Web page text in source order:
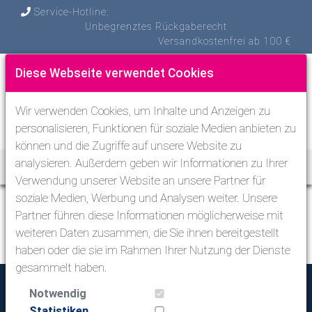
Service-Hotline:
Unbegrenztes Rückgaberecht
Versandkostenfrei ab 100 €
Toggle
Warenkorb
Aktuell keine Produkte hinzugefügt
Action-Sport Zentrum
Diese Webseite verwendet Cookies
Wir verwenden Cookies, um Inhalte und Anzeigen zu
personalisieren, Funktionen für soziale Medien anbieten zu
können und die Zugriffe auf unsere Website zu
analysieren. Außerdem geben wir Informationen zu Ihrer
Verwendung unserer Website an unsere Partner für
soziale Medien, Werbung und Analysen weiter. Unsere
Partner führen diese Informationen möglicherweise mit
weiteren Daten zusammen, die Sie ihnen bereitgestellt
haben oder die sie im Rahmen Ihrer Nutzung der Dienste
gesammelt haben.
Notwendig